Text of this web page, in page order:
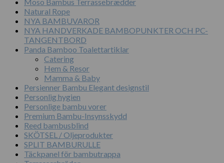
Moso Bambus Terrassebrædder
Natural Rope
NYA BAMBUVAROR
NYA HANDVERKADE BAMBOPUNKTER OCH PC-
TANGENTBORD
Panda Bamboo Toalettartiklar
Catering
Hem & Resor
Mamma & Baby
Persienner Bambu Elegant designstil
Personlig hygien
Personlige bambu vorer
Premium Bambu-Insynsskydd
Reed bambusblind
SKÖTSEL / Oljeprodukter
SPLIT BAMBURULLE
Täckpanel för bambutrappa